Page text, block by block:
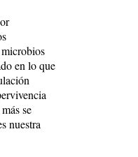
en lo que
se
nuestra